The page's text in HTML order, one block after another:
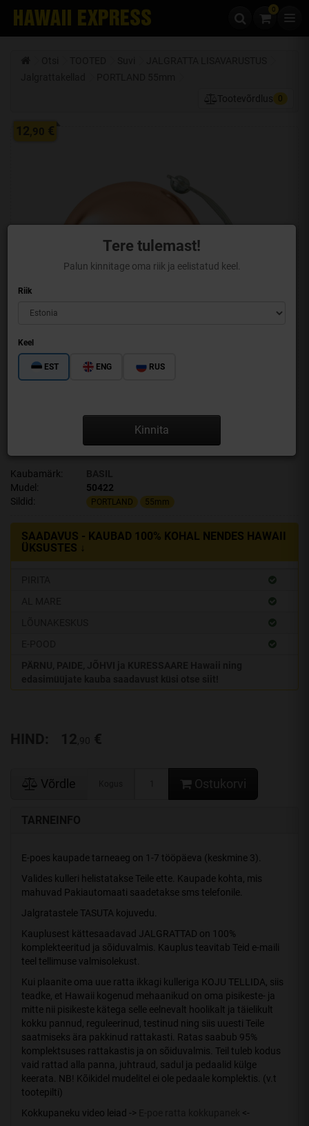
Liigu edasi sisu juurde 0
Tere tulemast!
Palun kinnitage oma riik ja eelistatud keel.
Riik
Keel
EST ENG RUS
Kinnita
Tootevõrdlus
0
12,90 €
PORTLAND 55MM
Kaubamärk:
Mudel:
50422
Sildid:
PORTLAND 55mm
SAADAVUS - KAUBAD 100% KOHAL NENDES HAWAII
ÜKSUSTES ↓
Võrdle Ostukorvi
TARNEINFO
E-poes kaupade tarneaeg on 1-7 tööpäeva (keskmine 3).
Valides kulleri helistatakse Teile ette. Kaupade kohta, mis
mahuvad Pakiautomaati saadetakse sms telefonile.
Jalgratastele TASUTA kojuvedu.
Kauplusest kättesaadavad JALGRATTAD on 100%
komplekteeritud ja sõiduvalmis. Kauplus teavitab Teid e-maili
teel tellimuse valmisolekust.
Kui plaanite oma uue ratta ikkagi kulleriga KOJU TELLIDA, siis
teadke, et Hawaii kogenud mehaanikud on oma pisikeste- ja
mitte nii pisikeste kätega selle eelnevalt hoolikalt ja täielikult
kokku pannud, reguleerinud, testinud ning siis uuesti Teile
saatmiseks ära pakkinud rattakasti. Ratas saabub 95%
komplektsuses rattakastis ja on sõiduvalmis. Teil tuleb kodus
vaid rattad alla panna, juhtraud, sadul ja pedaalid külge
keerata. NB! Kõikidel mudelitel ei ole pedaale komplektis. (v.t
tootepilti)
Kokkupaneku video leiad ->
<-